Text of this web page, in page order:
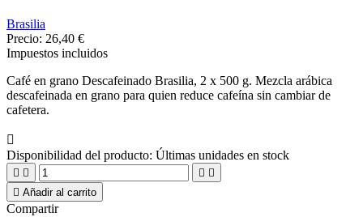
Brasilia
Precio: 26,40 €
Impuestos incluidos
Café en grano Descafeinado Brasilia, 2 x 500 g. Mezcla arábica
descafeinada en grano para quien reduce cafeína sin cambiar de
cafetera.

Disponibilidad del producto: Últimas unidades en stock
   
 Añadir al carrito
Compartir